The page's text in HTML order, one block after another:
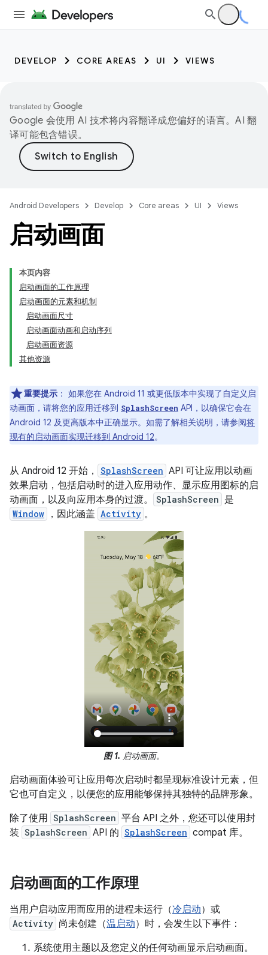
DEVELOP CORE AREAS UI VIEWS
Google 会使用 AI 技术将内容翻译成您偏好的语言。AI 翻
译可能包含错误。
Android Developers Develop Core areas UI Views
启动画面
本页内容
启动画面的工作原理
启动画面的元素和机制
启动画面尺寸
启动画面动画和启动序列
启动画面资源
其他资源
重要提示 ： 如果您在 Android 11 或更低版本中实现了自定义启
动画面，请将您的应用迁移到 SplashScreen API，以确保它会在
Android 12 及更高版本中正确显示。如需了解相关说明，请参阅将
现有的启动画面实现迁移到 Android 12。
从 Android 12 开始， SplashScreen API 可让应用以动画
效果启动，包括启动时的进入应用动作、显示应用图标的启
动画面，以及向应用本身的过渡。
SplashScreen 是
Window ，因此涵盖 Activity 。
图 1. 启动画面。
启动画面体验可让应用每次启动时都呈现标准设计元素，但
它也可自定义，以便您的应用能够保持其独特的品牌形象。
除了使用 SplashScreen 平台 API 之外，您还可以使用封
装 SplashScreen API 的 SplashScreen compat 库。
启动画面的工作原理
当用户启动应用而应用的进程未运行（冷启动）或
Activity 尚未创建（温启动）时，会发生以下事件：
系统使用主题以及您定义的任何动画显示启动画面。